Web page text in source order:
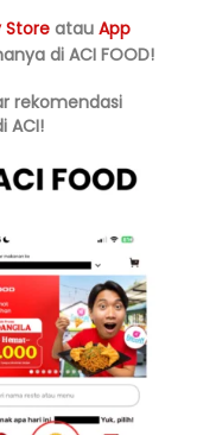
Storeatau App
di ACI FOOD!
rekomendasi
ACI!